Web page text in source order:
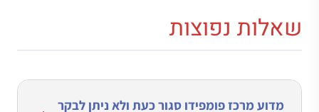
שאלות נפוצות
מדוע מרכז פומפידו סגור כעת ולא ניתן לבקר